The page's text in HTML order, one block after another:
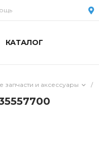
КАТАЛОГ
запчасти и аксессуары /